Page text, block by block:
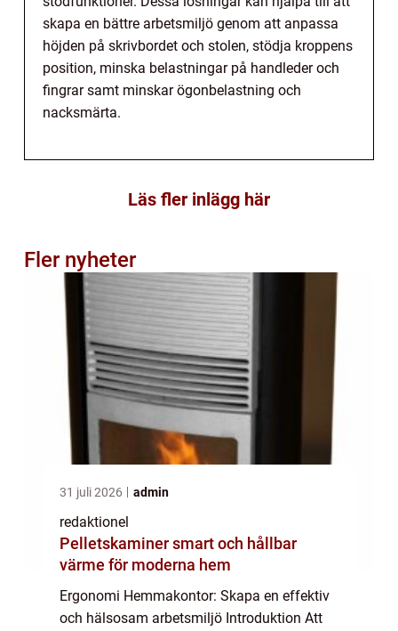
skapa en bättre arbetsmiljö genom att anpassa
höjden på skrivbordet och stolen, stödja kroppens
position, minska belastningar på handleder och
fingrar samt minskar ögonbelastning och
nacksmärta.
Läs fler inlägg här
Fler nyheter
31 juli 2026 admin
redaktionel
Pelletskaminer smart och hållbar
värme för moderna hem
Ergonomi Hemmakontor: Skapa en effektiv
och hälsosam arbetsmiljö Introduktion Att